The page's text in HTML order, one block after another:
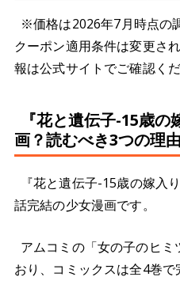
※価格は2026年7月時点の
クーポン適用条件は変更さ
報は公式サイトでご確認くだ
『花と遺伝子-15歳
画？読むべき3つの理由
『花と遺伝子-15歳の嫁入
話完結の少女漫画です。
アムコミの「女の子のヒ
おり、コミックスは全4巻で